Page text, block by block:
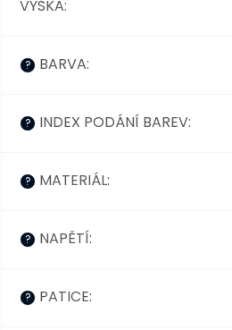
VÝŠKA:
? BARVA:
? INDEX PODÁNÍ BAREV:
? MATERIÁL:
? NAPĚTÍ:
? PATICE: